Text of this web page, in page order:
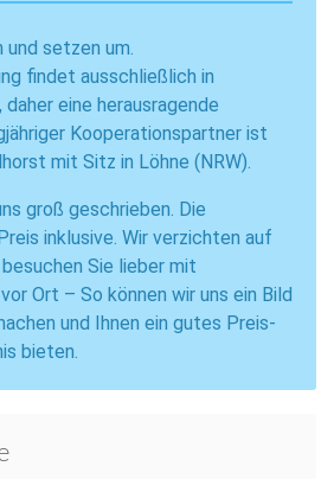
und setzen um.
findet ausschließlich in
eine herausragende
Kooperationspartner ist
mit Sitz in Löhne (NRW).
groß geschrieben. Die
inklusive. Wir verzichten auf
Sie lieber mit
Ort – So können wir uns ein Bild
und Ihnen ein gutes Preis-
bieten.